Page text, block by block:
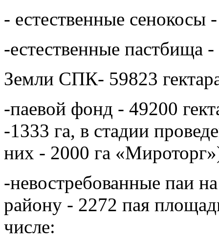
- естественные сенокосы
-естественные пастбища -
Земли СПК- 59823
-паевой фонд - 49200
-1333 га, в стадии
них - 2000 га
-невостребованные паи
району - 2272 пая
числе: